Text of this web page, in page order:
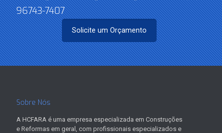
96743-7407
Solicite um Orçamento
Sobre Nós
A HCFARA é uma empresa especializada em Construções
e Reformas em geral, com profissionais especializados e